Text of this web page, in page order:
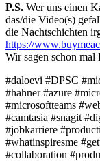
P.S. Wer uns einen
das/die Video(s)
die Nachtschichten
https://
Wir sagen schon
#daloevi #DPSC
#hahner #azure
#microsoftteams
#camtasia #snagit
#jobkarriere
#whatinspiresme
#collaboration